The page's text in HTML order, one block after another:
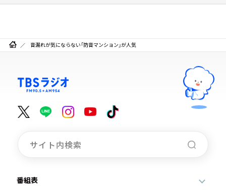
音漏れが気にならない「防音マンション」が人気
番組表